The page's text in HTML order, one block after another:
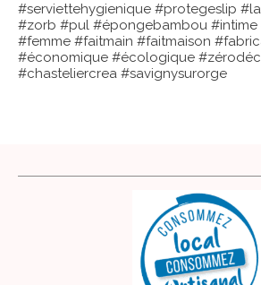
#serviettehygienique #protegeslip
#zorb #pul #épongebambou #intime
#femme #faitmain #faitmaison
#économique #écologique
#chasteliercrea #savignysurorge